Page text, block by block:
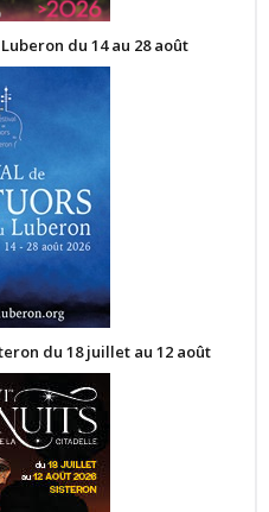
du 14 au 28 août
du 18 juillet au 12 août